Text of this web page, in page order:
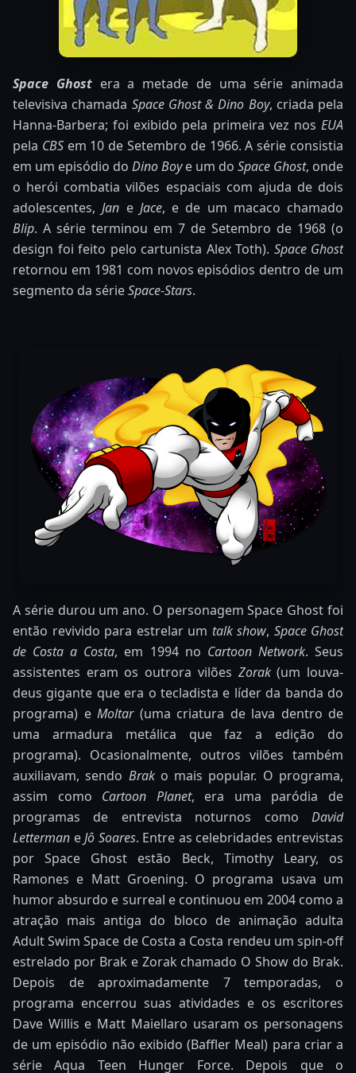
Space Ghostera a metade de uma série animada
televisiva chamada Space Ghost & Dino Boy, criada pela
Hanna-Barbera; foi exibido pela primeira vez nos EUA
pela CBSem 10 de Setembro de 1966. A série consistia
em um episódio do Dino Boye um do Space Ghost, onde
o herói combatia vilões espaciais com ajuda de dois
adolescentes,Jan e Jace, e de um macaco chamado
Blip. A série terminou em 7 de Setembro de 1968 (o
design foi feito pelo cartunista Alex Toth). Space Ghost
retornou em 1981 com novos episódios dentro de um
segmento da sérieSpace-Stars.
A série durou um ano. O personagem Space Ghost foi
então revivido para estrelar um talk show, Space Ghost
de Costa a Costa, em 1994 no Cartoon Network. Seus
assistentes eram os outrora vilões Zorak(um louva-
deus gigante que era o tecladista e líder da banda do
programa) e Moltar (uma criatura de lava dentro de
uma armadura metálica que faz a edição do
programa). Ocasionalmente, outros vilões também
auxiliavam, sendo Brako mais popular. O programa,
assim como Cartoon Planet, era uma paródia de
programas de entrevista noturnos como David
Letterman eJô Soares. Entre as celebridades entrevistas
por Space Ghost estão Beck, Timothy Leary, os
Ramones e Matt Groening. O programa usava um
humor absurdo e surreal e continuou em 2004 como a
atração mais antiga do bloco de animação adulta
Adult Swim Space de Costa a Costa rendeu um spin-off
estrelado por Brak e Zorak chamado O Show do Brak.
Depois de aproximadamente 7 temporadas, o
programa encerrou suas atividades e os escritores
Dave Willis e Matt Maiellaro usaram os personagens
de um episódio não exibido (Baffler Meal) para criar a
série Aqua Teen Hunger Force. Depois que o